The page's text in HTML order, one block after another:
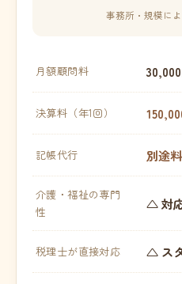
事務所・規模に
月額顧問料
決算料（年1回）
記帳代行 別途
介護・福祉の専門
性
△ 対
税理士が直接対応 △ ス